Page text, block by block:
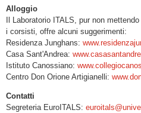
Alloggio
Il Laboratorio ITALS, pur non
i corsisti, offre alcuni suggerimenti:
Residenza Junghans:
Casa Sant'Andrea:
Istituto Canossiano:
Centro Don Orione Artigianelli:
Contatti
Segreteria EuroITALS: